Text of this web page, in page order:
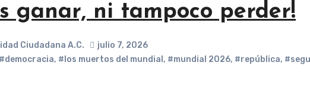
ganar, ni tampoco perder!
Ciudadana A.C.
julio 7, 2026
#democracia, #los muertos del mundial , #mundial 2026, #república,